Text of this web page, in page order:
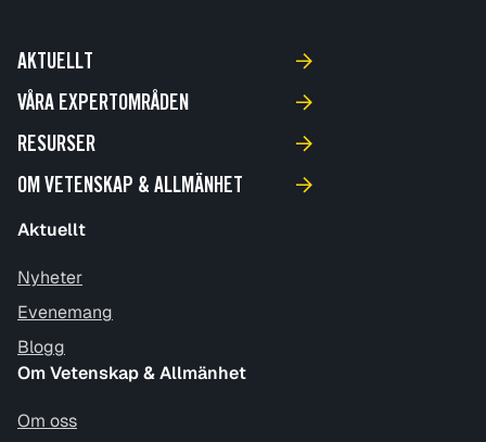
AKTUELLT
VÅRA EXPERTOMRÅDEN
RESURSER
OM VETENSKAP & ALLMÄNHET
Aktuellt
Nyheter
Evenemang
Blogg
Om Vetenskap & Allmänhet
Om oss